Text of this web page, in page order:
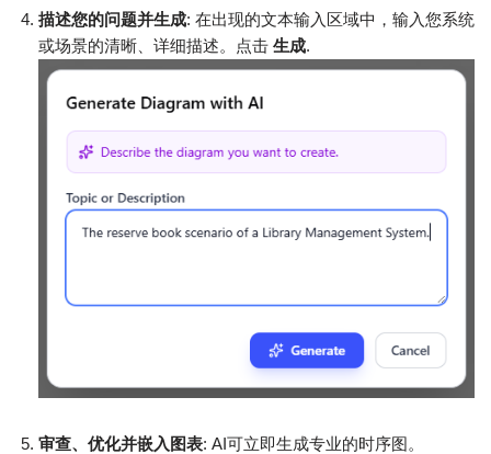
描述您的问题并生成: 在出现的文本输入区域中，输入您系统
或场景的清晰、详细描述。点击 生成.
审查、优化并嵌入图表: AI可立即生成专业的时序图。